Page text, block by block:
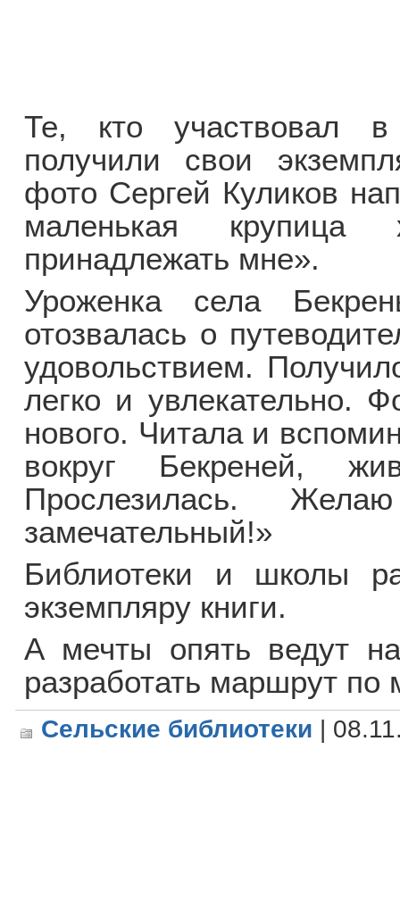
Те, кто участвовал в
получили свои
фото Сергей Куликов
маленькая
принадлежать мне».
Уроженка села
отозвалась о
удовольствием.
легко и увлекательно.
нового. Читала и
вокруг Бекреней,
Прослезилась.
замечательный!»
Библиотеки и школы
экземпляру книги.
А мечты опять ведут
разработать маршрут по
Сельские библиотеки |